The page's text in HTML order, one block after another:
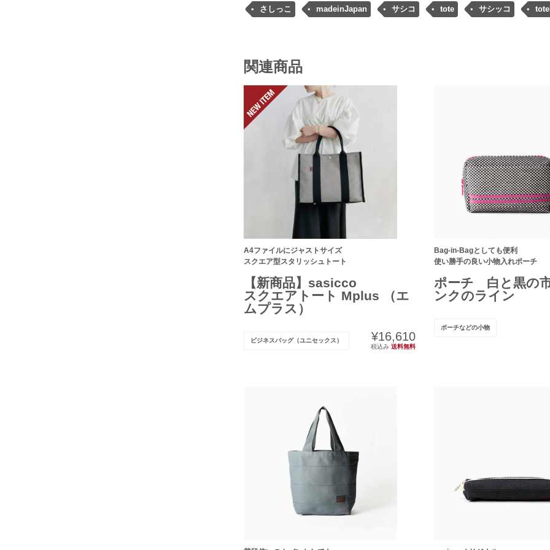
さしっこ madeinJapan サシコ tote サシッコ
関連商品
A4ファイルにジャストサイズ
スクエア型スタリッシュトート
【新商品】sasicco
スクエアトート Mplus （エ
ムプラス）
ビジネスバッグ（ユニセックス） ¥16,610
税込み 送料無料
Bag-in-Bagとしても便利
使い勝手の良い小物入れポーチ
ポーチ 白と黒の
ンクのライン
ポーチなどの小物